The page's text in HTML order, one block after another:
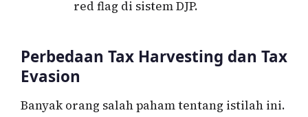
red flag di sistem DJP.
Perbedaan Tax Harvesting dan Tax
Evasion
Banyak orang salah paham tentang istilah ini.